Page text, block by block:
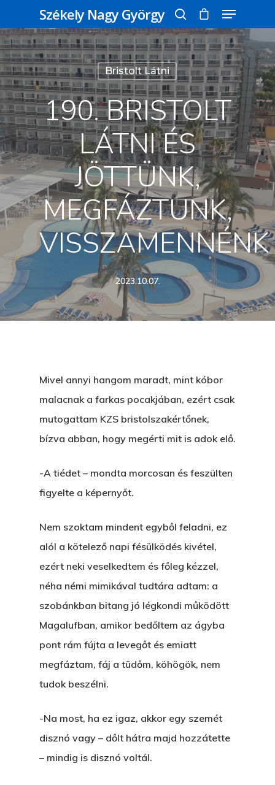
Üss egy entert a kereséshez, vagy nyomd
meg az ESC gombot a bezáráshoz
Székely Nagy György
Bristolt Látni
190. BRISTOLT
LÁTNI ÉS
JÖTTÜNK,
MEGFÁZTUNK,
VISSZAMENNÉNK
2023.10.07.
Mivel annyi hangom maradt, mint kóbor
malacnak a farkas pocakjában, ezért csak
mutogattam KZS bristolszakértőnek,
bízva abban, hogy megérti mit is adok elő.
-A tiédet – mondta morcosan és feszülten
figyelte a képernyőt.
Nem szoktam mindent egyből feladni, ez
alól a kötelező napi fésülködés kivétel,
ezért neki veselkedtem és főleg kézzel,
néha némi mimikával tudtára adtam: a
szobánkban bitang jó légkondi működött
Magalufban, amikor bedőltem az ágyba
pont rám fújta a levegőt és emiatt
megfáztam, fáj a tüdőm, köhögök, nem
tudok beszélni.
-Na most, ha ez igaz, akkor egy szemét
disznó vagy – dőlt hátra majd hozzátette
– mindig is disznó voltál.